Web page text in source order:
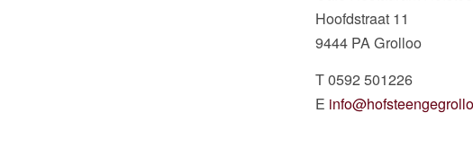
Hoofdstraat 11
9444 PA Grolloo
T 0592 501226
E